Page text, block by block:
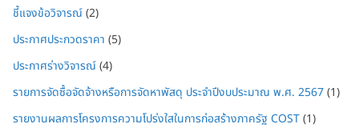
ชี้แจงข้อวิจารณ์(2)
ประกาศประกวดราคา (5)
ประกาศร่างวิจารณ์(4)
รายการจัดซื้อจัดจ้างหรือการจัดหาพัสดุ ประจำปีงบประมาณ พ.ศ. 2567(1)
รายงานผลการโครงการความโปร่งใสในการก่อสร้างภาครัฐ COST(1)